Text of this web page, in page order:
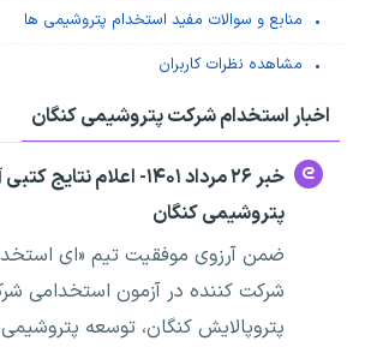
منابع و سوالات مفید استخدام پتروشیمی ها
مشاهده نظرات کاربران
اخبار استخدام شرکت پتروشیمی کنگان
خبر ۲۶ مرداد ۱۴۰۱- اعلام
پتروشیمی کنگان
ضمن آرزوی موفقیت تیم «ای
شرکت کننده در آزمون استخدامی
پتروپالایش کنگان، توسعه